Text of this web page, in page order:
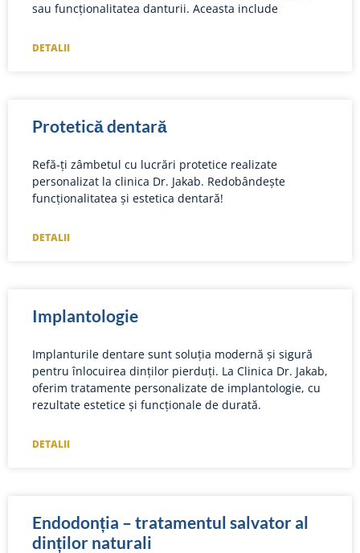
sau funcționalitatea danturii. Aceasta include
DETALII
Protetică dentară
Refă-ți zâmbetul cu lucrări protetice realizate
personalizat la clinica Dr. Jakab. Redobândește
funcționalitatea și estetica dentară!
DETALII
Implantologie
Implanturile dentare sunt soluția modernă și sigură
pentru înlocuirea dinților pierduți. La Clinica Dr. Jakab,
oferim tratamente personalizate de implantologie, cu
rezultate estetice și funcționale de durată.
DETALII
Endodonția – tratamentul salvator al
dinților naturali